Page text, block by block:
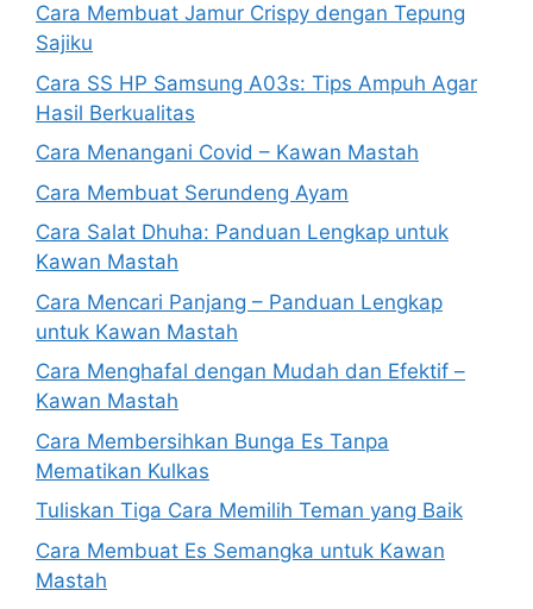
Cara Membuat Jamur Crispy dengan Tepung
Sajiku
Cara SS HP Samsung A03s: Tips Ampuh Agar
Hasil Berkualitas
Cara Menangani Covid – Kawan Mastah
Cara Membuat Serundeng Ayam
Cara Salat Dhuha: Panduan Lengkap untuk
Kawan Mastah
Cara Mencari Panjang – Panduan Lengkap
untuk Kawan Mastah
Cara Menghafal dengan Mudah dan Efektif –
Kawan Mastah
Cara Membersihkan Bunga Es Tanpa
Mematikan Kulkas
Tuliskan Tiga Cara Memilih Teman yang Baik
Cara Membuat Es Semangka untuk Kawan
Mastah